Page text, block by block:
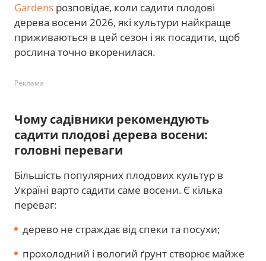
Gardens розповідає, коли садити плодові
дерева восени 2026, які культури найкраще
приживаються в цей сезон і як посадити, щоб
рослина точно вкоренилася.
Реклама
Чому садівники рекомендують
садити плодові дерева восени:
головні переваги
Більшість популярних плодових культур в
Україні варто садити саме восени. Є кілька
переваг:
дерево не страждає від спеки та посухи;
прохолодний і вологий ґрунт створює майже